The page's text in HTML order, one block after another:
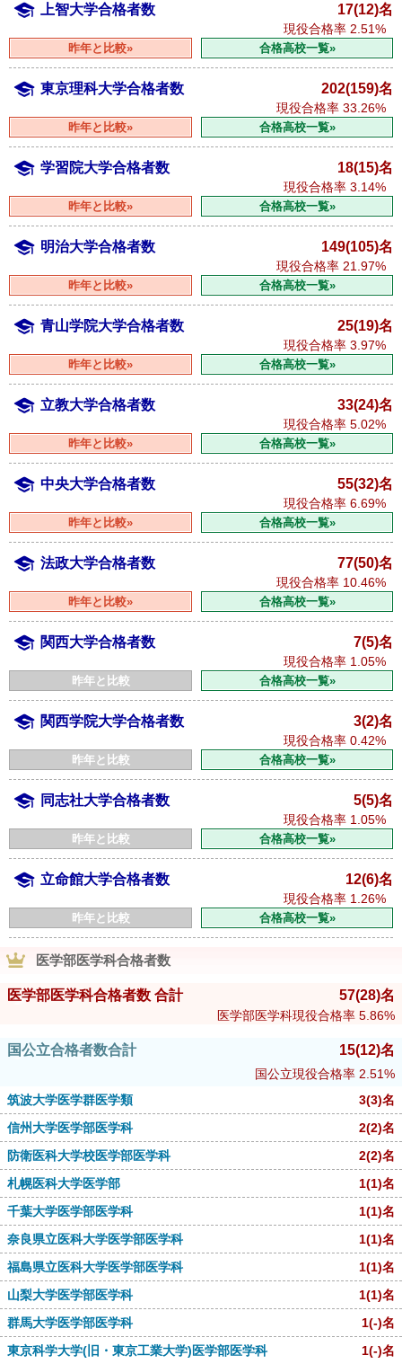
上智大学合格者数 17(12)名
現役合格率 2.51%
昨年と比較» 合格高校一覧»
東京理科大学合格者数 202(159)名
現役合格率 33.26%
昨年と比較» 合格高校一覧»
学習院大学合格者数 18(15)名
現役合格率 3.14%
昨年と比較» 合格高校一覧»
明治大学合格者数 149(105)名
現役合格率 21.97%
昨年と比較» 合格高校一覧»
青山学院大学合格者数 25(19)名
現役合格率 3.97%
昨年と比較» 合格高校一覧»
立教大学合格者数 33(24)名
現役合格率 5.02%
昨年と比較» 合格高校一覧»
中央大学合格者数 55(32)名
現役合格率 6.69%
昨年と比較» 合格高校一覧»
法政大学合格者数 77(50)名
現役合格率 10.46%
昨年と比較» 合格高校一覧»
関西大学合格者数 7(5)名
現役合格率 1.05%
昨年と比較 合格高校一覧»
関西学院大学合格者数 3(2)名
現役合格率 0.42%
昨年と比較 合格高校一覧»
同志社大学合格者数 5(5)名
現役合格率 1.05%
昨年と比較 合格高校一覧»
立命館大学合格者数 12(6)名
現役合格率 1.26%
昨年と比較 合格高校一覧»
医学部医学科合格者数
医学部医学科合格者数 合計 57(28)名
医学部医学科現役合格率 5.86%
国公立合格者数合計 15(12)名
国公立現役合格率 2.51%
筑波大学医学群医学類
3(3)名
信州大学医学部医学科
2(2)名
防衛医科大学校医学部医学科
2(2)名
札幌医科大学医学部
1(1)名
千葉大学医学部医学科
1(1)名
奈良県立医科大学医学部医学科
1(1)名
福島県立医科大学医学部医学科
1(1)名
山梨大学医学部医学科
1(1)名
群馬大学医学部医学科
1(-)名
東京科学大学(旧・東京工業大学)医学部医学科
1(-)名